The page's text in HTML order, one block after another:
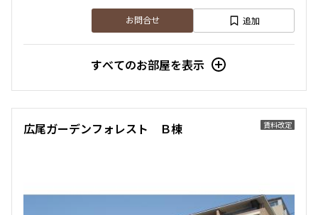
お問合せ 追加
すべてのお部屋を表示
賃料改定
広尾ガーデンフォレスト Ｂ棟